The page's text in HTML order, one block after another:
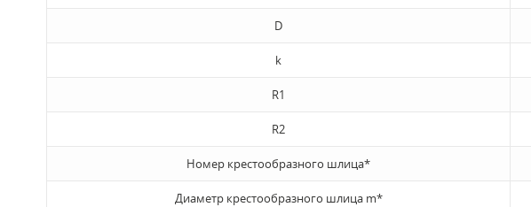
D
k
R1
R2
Номер крестообразного шлица*
Диаметр крестообразного шлица m*